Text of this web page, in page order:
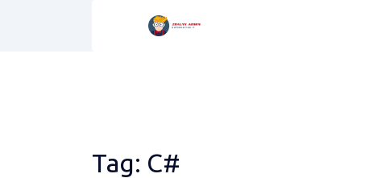
Tag: C#